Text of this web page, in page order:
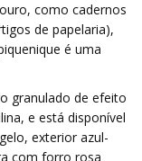
como cadernos
de papelaria),
é uma
granulado de efeito
e está disponível
exterior azul-
com forro rosa